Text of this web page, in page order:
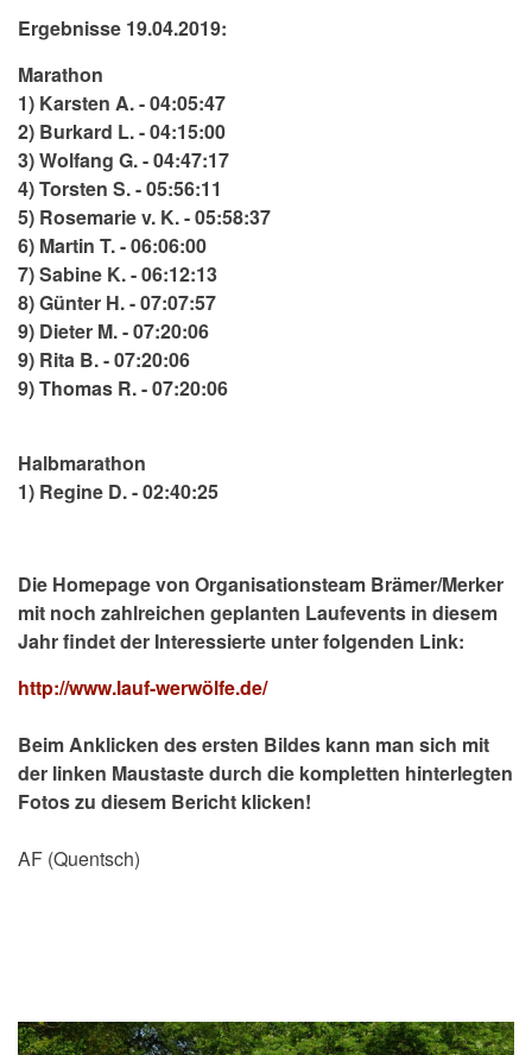
Ergebnisse 19.04.2019:
Marathon
1) Karsten A. - 04:05:47
2) Burkard L. - 04:15:00
3) Wolfang G. - 04:47:17
4) Torsten S. - 05:56:11
5) Rosemarie v. K. - 05:58:37
6) Martin T. - 06:06:00
7) Sabine K. - 06:12:13
8) Günter H. - 07:07:57
9) Dieter M. - 07:20:06
9) Rita B. - 07:20:06
9) Thomas R. - 07:20:06
Halbmarathon
1) Regine D. - 02:40:25
Die Homepage von Organisationsteam Brämer/Merker
mit noch zahlreichen geplanten Laufevents in diesem
Jahr findet der Interessierte unter folgenden Link:
http://www.lauf-werwölfe.de/
Beim Anklicken des ersten Bildes kann man sich mit
der linken Maustaste durch die kompletten hinterlegten
Fotos zu diesem Bericht klicken!
AF (Quentsch)